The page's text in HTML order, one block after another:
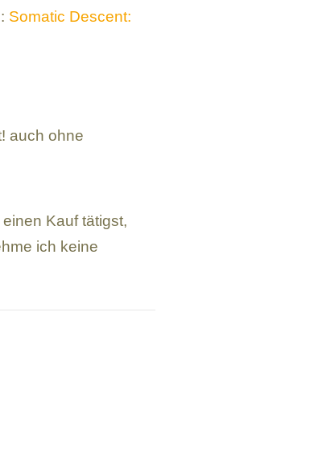
Somatic Descent:
auch ohne
Kauf tätigst,
ich keine